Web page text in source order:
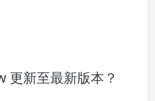
更新至最新版本？